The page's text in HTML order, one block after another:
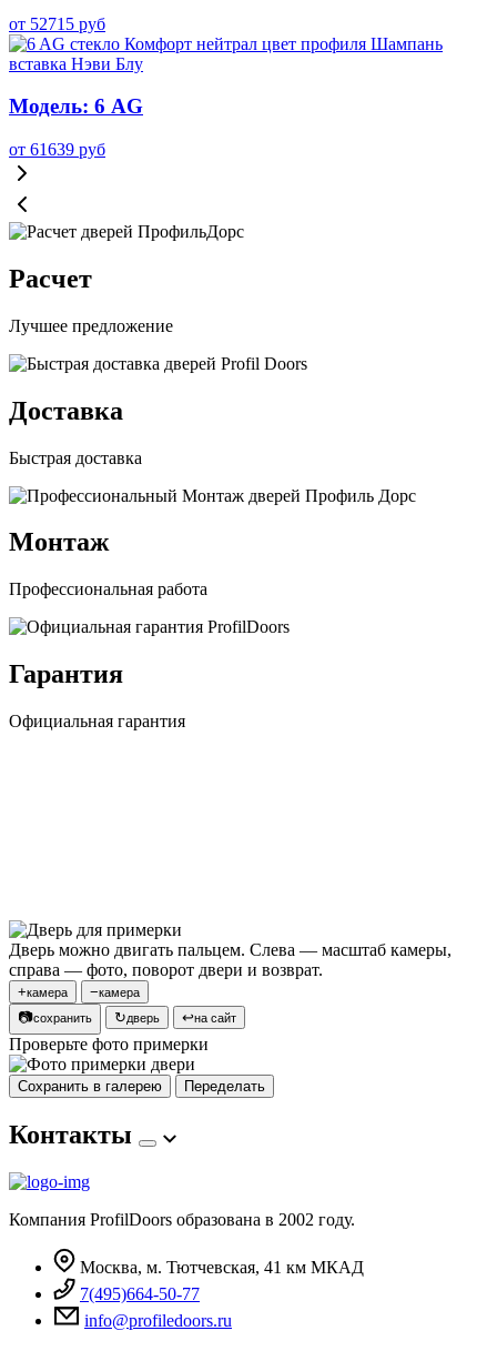
от 52715 руб
Модель: 6 AG
от 61639 руб
Расчет
Лучшее предложение
Доставка
Быстрая доставка
Монтаж
Профессиональная работа
Гарантия
Официальная гарантия
Дверь можно двигать пальцем. Слева — масштаб камеры,
справа — фото, поворот двери и возврат.
+камера −камера
📷сохранить ↻дверь ↩на сайт
Проверьте фото примерки
Сохранить в галерею Переделать
Контакты
Компания ProfilDoors образована в 2002 году.
Москва, м. Тютчевская, 41 км МКАД
7(495)664-50-77
info@profiledoors.ru